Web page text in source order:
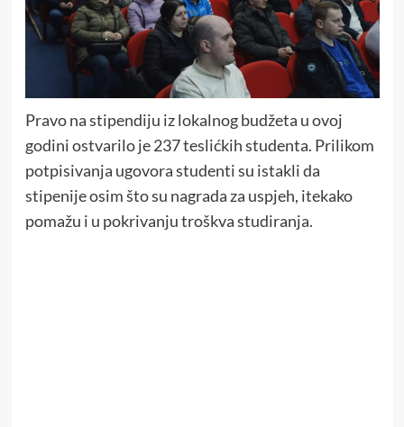
Pravo na stipendiju iz lokalnog budžeta u ovoj
godini ostvarilo je 237 teslićkih studenta. Prilikom
potpisivanja ugovora studenti su istakli da
stipenije osim što su nagrada za uspjeh, itekako
pomažu i u pokrivanju troškva studiranja.